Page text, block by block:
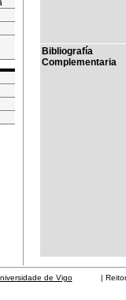
Bibliografía
Complementaria
de Vigo| Reitoría |